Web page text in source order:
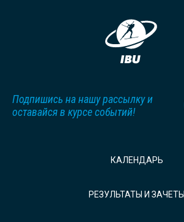
Подпишись на нашу рассылку и
оставайся в курсе событий!
КАЛЕНДАРЬ
РЕЗУЛЬТАТЫ И ЗАЧЕТЫ